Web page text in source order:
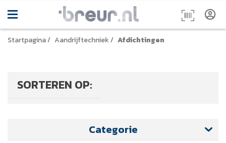
Startpagina/ Aandrijftechniek/ Afdichtingen
SORTEREN OP:
Categorie